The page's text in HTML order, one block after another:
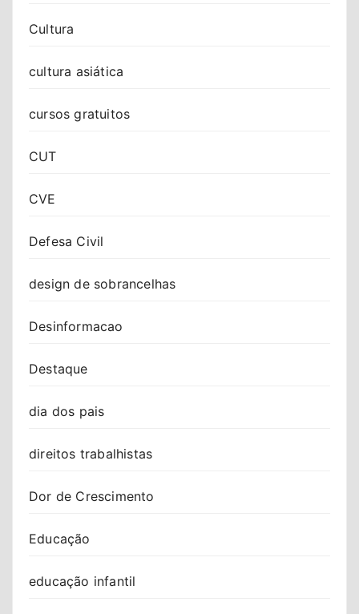
Cultura
cultura asiática
cursos gratuitos
CUT
CVE
Defesa Civil
design de sobrancelhas
Desinformacao
Destaque
dia dos pais
direitos trabalhistas
Dor de Crescimento
Educação
educação infantil